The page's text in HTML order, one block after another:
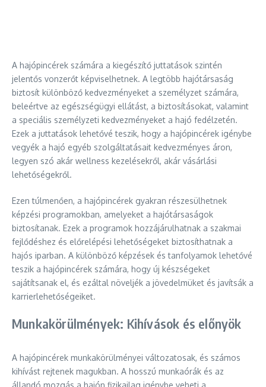
A hajópincérek számára a kiegészítő juttatások szintén
jelentős vonzerőt képviselhetnek. A legtöbb hajótársaság
biztosít különböző kedvezményeket a személyzet számára,
beleértve az egészségügyi ellátást, a biztosításokat, valamint
a speciális személyzeti kedvezményeket a hajó fedélzetén.
Ezek a juttatások lehetővé teszik, hogy a hajópincérek igénybe
vegyék a hajó egyéb szolgáltatásait kedvezményes áron,
legyen szó akár wellness kezelésekről, akár vásárlási
lehetőségekről.
Ezen túlmenően, a hajópincérek gyakran részesülhetnek
képzési programokban, amelyeket a hajótársaságok
biztosítanak. Ezek a programok hozzájárulhatnak a szakmai
fejlődéshez és előrelépési lehetőségeket biztosíthatnak a
hajós iparban. A különböző képzések és tanfolyamok lehetővé
teszik a hajópincérek számára, hogy új készségeket
sajátítsanak el, és ezáltal növeljék a jövedelmüket és javítsák a
karrierlehetőségeiket.
Munkakörülmények: Kihívások és előnyök
A hajópincérek munkakörülményei változatosak, és számos
kihívást rejtenek magukban. A hosszú munkaórák és az
állandó mozgás a hajón fizikailag igénybe veheti a